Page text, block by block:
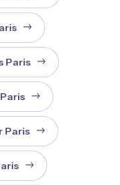
Paris
Paris